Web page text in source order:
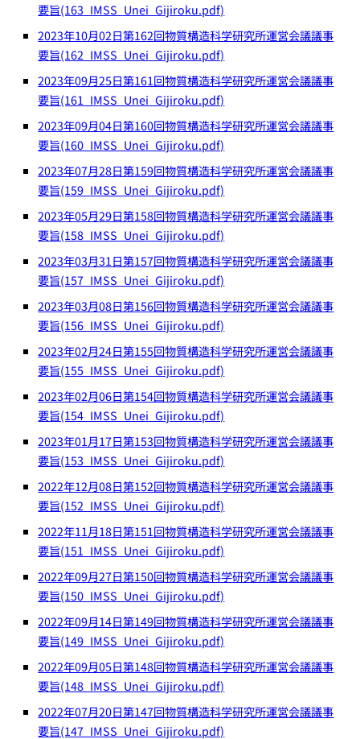
要旨(163_IMSS_Unei_Gijiroku.pdf)
2023年10月02日第162回物質構造科学研究所運営会議議事
要旨(162_IMSS_Unei_Gijiroku.pdf)
2023年09月25日第161回物質構造科学研究所運営会議議事
要旨(161_IMSS_Unei_Gijiroku.pdf)
2023年09月04日第160回物質構造科学研究所運営会議議事
要旨(160_IMSS_Unei_Gijiroku.pdf)
2023年07月28日第159回物質構造科学研究所運営会議議事
要旨(159_IMSS_Unei_Gijiroku.pdf)
2023年05月29日第158回物質構造科学研究所運営会議議事
要旨(158_IMSS_Unei_Gijiroku.pdf)
2023年03月31日第157回物質構造科学研究所運営会議議事
要旨(157_IMSS_Unei_Gijiroku.pdf)
2023年03月08日第156回物質構造科学研究所運営会議議事
要旨(156_IMSS_Unei_Gijiroku.pdf)
2023年02月24日第155回物質構造科学研究所運営会議議事
要旨(155_IMSS_Unei_Gijiroku.pdf)
2023年02月06日第154回物質構造科学研究所運営会議議事
要旨(154_IMSS_Unei_Gijiroku.pdf)
2023年01月17日第153回物質構造科学研究所運営会議議事
要旨(153_IMSS_Unei_Gijiroku.pdf)
2022年12月08日第152回物質構造科学研究所運営会議議事
要旨(152_IMSS_Unei_Gijiroku.pdf)
2022年11月18日第151回物質構造科学研究所運営会議議事
要旨(151_IMSS_Unei_Gijiroku.pdf)
2022年09月27日第150回物質構造科学研究所運営会議議事
要旨(150_IMSS_Unei_Gijiroku.pdf)
2022年09月14日第149回物質構造科学研究所運営会議議事
要旨(149_IMSS_Unei_Gijiroku.pdf)
2022年09月05日第148回物質構造科学研究所運営会議議事
要旨(148_IMSS_Unei_Gijiroku.pdf)
2022年07月20日第147回物質構造科学研究所運営会議議事
要旨(147_IMSS_Unei_Gijiroku.pdf)